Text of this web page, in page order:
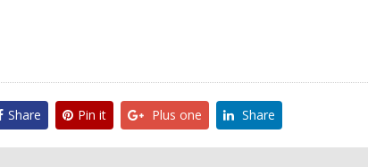
Share Pin it Plus one Share